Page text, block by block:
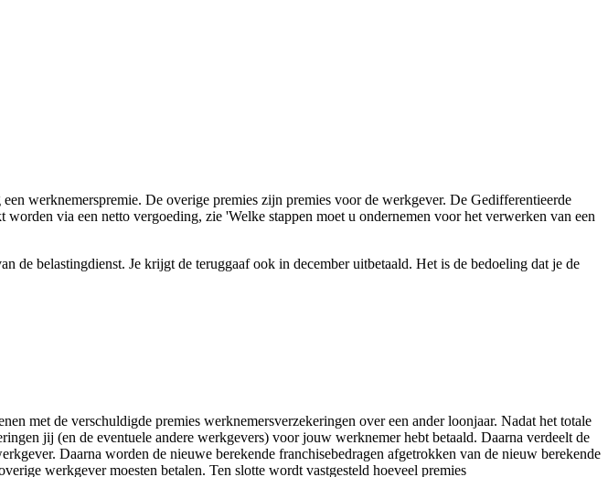
werknemerspremie. De overige premies zijn premies voor de werkgever. De Gedifferentieerde
worden via een netto vergoeding, zie 'Welke stappen moet u ondernemen voor het verwerken van een
de belastingdienst. Je krijgt de teruggaaf ook in december uitbetaald. Het is de bedoeling dat je de
met de verschuldigde premies werknemersverzekeringen over een ander loonjaar. Nadat het totale
jij (en de eventuele andere werkgevers) voor jouw werknemer hebt betaald. Daarna verdeelt de
Daarna worden de nieuwe berekende franchisebedragen afgetrokken van de nieuw berekende
werkgever moesten betalen. Ten slotte wordt vastgesteld hoeveel premies